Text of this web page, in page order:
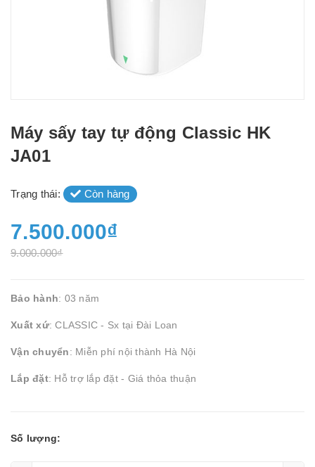
Máy sấy tay tự động Classic HK
JA01
Trạng thái: Còn hàng
7.500.000₫
9.000.000₫
Bảo hành: 03 năm
Xuất xứ: CLASSIC - Sx tại Đài Loan
Vận chuyển: Miễn phí nội thành Hà Nội
Lắp đặt: Hỗ trợ lắp đặt - Giá thỏa thuận
Số lượng: